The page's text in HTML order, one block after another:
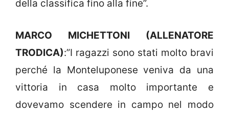
della classifica fino alla fine”.
MARCO MICHETTONI (ALLENATORE
TRODICA):”I ragazzi sono stati molto bravi
perché la Monteluponese veniva da una
vittoria in casa molto importante e
dovevamo scendere in campo nel modo